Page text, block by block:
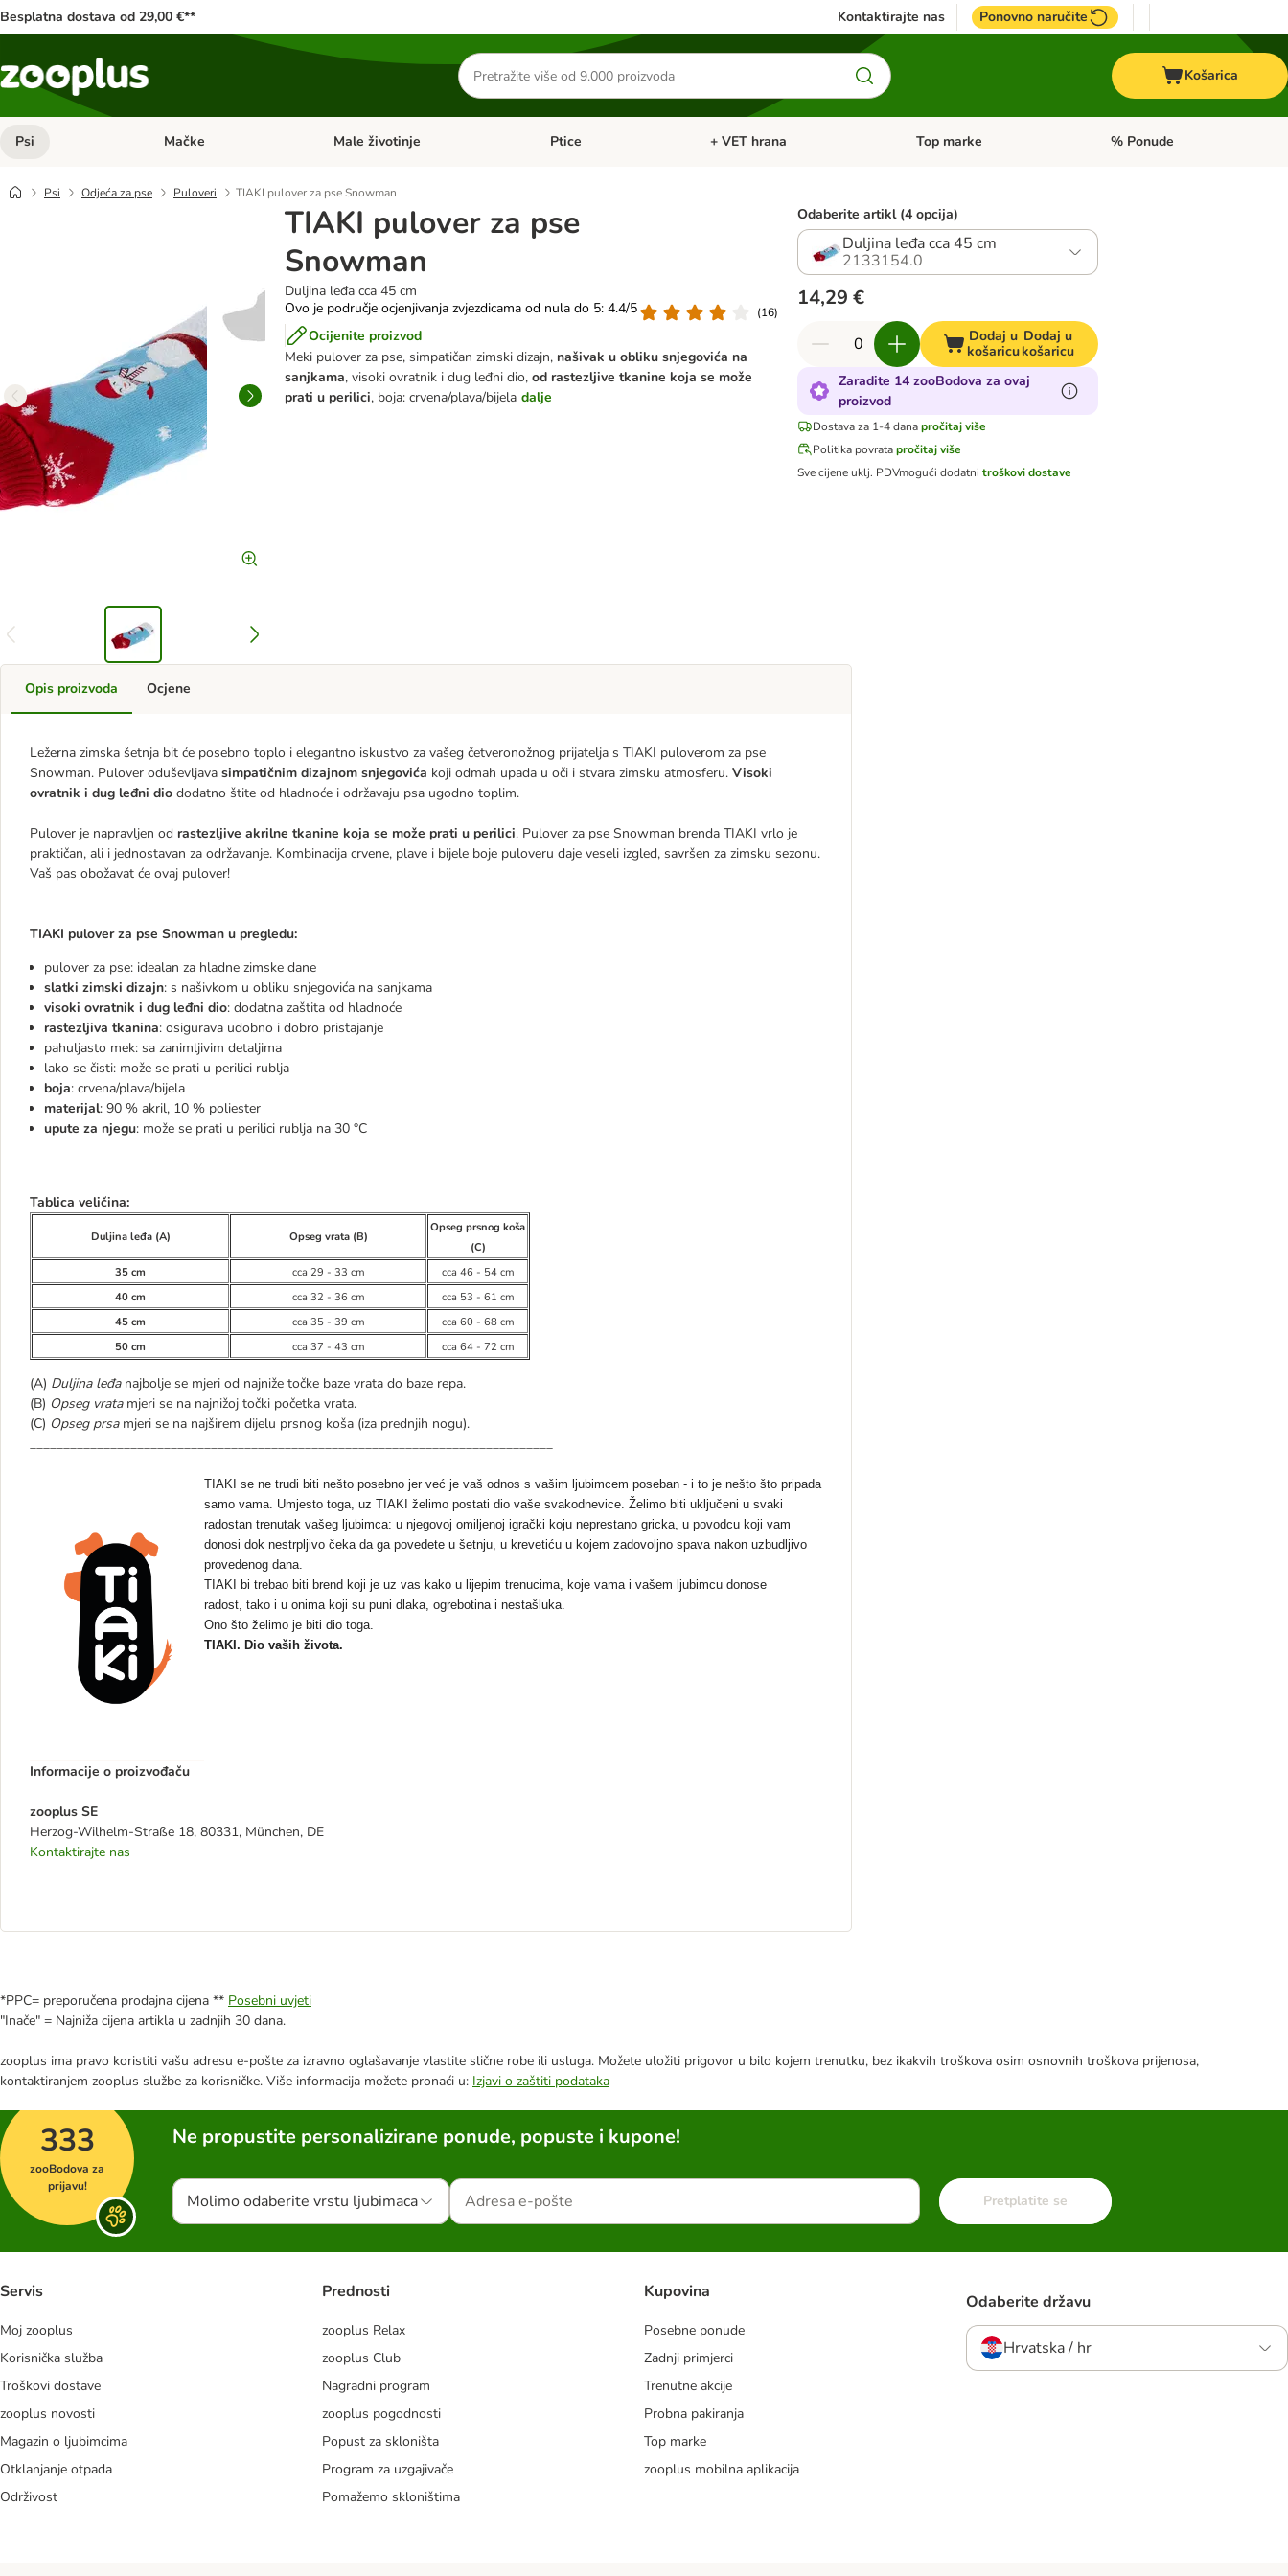
Besplatna dostava od 29,00 €** Kontaktirajte nas Ponovno naručite
Traži
proizvode
Košarica
Psi Pregled kategorija: Psi
Mačke Pregled kategorija: Mačke
Male životinje Pregled kategorija: Male životinje
Ptice Pregled kategorija: Ptice
+ VET hrana Pregled kategorija: + VET hrana
Top marke Pregled kategorija: Top marke
% Ponude
Psi Odjeća za pse Puloveri TIAKI pulover za pse Snowman
TIAKI pulover za pse
Snowman
Duljina leđa cca 45 cm
Ovo je područje ocjenjivanja zvjezdicama od nula do 5: 4.4/5
(16)
Ocijenite proizvod
Meki pulover za pse, simpatičan zimski dizajn, našivak u obliku snjegovića na
sanjkama, visoki ovratnik i dug leđni dio, od rastezljive tkanine koja se može
prati u perilici, boja: crvena/plava/bijela dalje
Odaberite artikl (4 opcija)
Duljina leđa cca 45 cm
2133154.0
14,29 €
Dodaj u
košaricu
Dodaj u
košaricu
Zaradite 14 zooBodova za ovaj
proizvod
Dostava za 1-4 danapročitaj više
Politika povratapročitaj više
Sve cijene uklj. PDVmogući dodatni troškovi dostave
Opis proizvoda
Ležerna zimska šetnja bit će posebno toplo i elegantno iskustvo za vašeg četveronožnog prijatelja s TIAKI puloverom za pse
Snowman. Pulover oduševljava simpatičnim dizajnom snjegovića koji odmah upada u oči i stvara zimsku atmosferu. Visoki
ovratnik i dug leđni dio dodatno štite od hladnoće i održavaju psa ugodno toplim.
Pulover je napravljen od rastezljive akrilne tkanine koja se može prati u perilici. Pulover za pse Snowman brenda TIAKI vrlo je
praktičan, ali i jednostavan za održavanje. Kombinacija crvene, plave i bijele boje puloveru daje veseli izgled, savršen za zimsku sezonu.
Vaš pas obožavat će ovaj pulover!
TIAKI pulover za pse Snowman u pregledu:
pulover za pse: idealan za hladne zimske dane
slatki zimski dizajn: s našivkom u obliku snjegovića na sanjkama
visoki ovratnik i dug leđni dio: dodatna zaštita od hladnoće
rastezljiva tkanina: osigurava udobno i dobro pristajanje
pahuljasto mek: sa zanimljivim detaljima
lako se čisti: može se prati u perilici rublja
boja: crvena/plava/bijela
materijal: 90 % akril, 10 % poliester
upute za njegu: može se prati u perilici rublja na 30 °C
Tablica veličina:
Duljina leđa (A) Opseg vrata (B)
Opseg prsnog koša
(C)
35 cm
cca 29 - 33 cm
cca 46 - 54 cm
40 cm
cca 32 - 36 cm
cca 53 - 61 cm
45 cm
cca 35 - 39 cm
cca 60 - 68 cm
50 cm
cca 37 - 43 cm cca 64 - 72 cm
(A) Duljina leđanajbolje se mjeri od najniže točke baze vrata do baze repa.
(B) Opseg vrata mjeri se na najnižoj točki početka vrata.
(C) Opseg prsa mjeri se na najširem dijelu prsnog koša (iza prednjih nogu).
______________________________________________________________________________
TIAKI se ne trudi biti nešto posebno jer već je vaš odnos s vašim ljubimcem poseban - i to je nešto što pripada
samo vama. Umjesto toga, uz TIAKI želimo postati dio vaše svakodnevice. Želimo biti uključeni u svaki
radostan trenutak vašeg ljubimca: u njegovoj omiljenoj igrački koju neprestano gricka, u povodcu koji vam
donosi dok nestrpljivo čeka da ga povedete u šetnju, u krevetiću u kojem zadovoljno spava nakon uzbudljivo
provedenog dana.
TIAKI bi trebao biti brend koji je uz vas kako u lijepim trenucima, koje vama i vašem ljubimcu donose
radost, tako i u onima koji su puni dlaka, ogrebotina i nestašluka.
Ono što želimo je biti dio toga.
TIAKI. Dio vaših života.
Informacije o proizvođaču
zooplus SE
Herzog-Wilhelm-Straße 18, 80331, München, DE
Kontaktirajte nas
Ocjene
*PPC= preporučena prodajna cijena ** Posebni uvjeti
"Inače" = Najniža cijena artikla u zadnjih 30 dana.
zooplus ima pravo koristiti vašu adresu e-pošte za izravno oglašavanje vlastite slične robe ili usluga. Možete uložiti prigovor u bilo kojem trenutku, bez ikakvih troškova osim osnovnih troškova prijenosa,
kontaktiranjem zooplus službe za korisničke. Više informacija možete pronaći u: Izjavi o zaštiti podataka
333
zooBodova za
prijavu!
Ne propustite personalizirane ponude, popuste i kupone!
Molimo odaberite vrstu ljubimaca Pretplatite se
Servis
Moj zooplus
Korisnička služba
Troškovi dostave
zooplus novosti
Magazin o ljubimcima
Otklanjanje otpada
Održivost
Prednosti
zooplus Relax
zooplus Club
Nagradni program
zooplus pogodnosti
Popust za skloništa
Program za uzgajivače
Pomažemo skloništima
Kupovina
Posebne ponude
Zadnji primjerci
Trenutne akcije
Probna pakiranja
Top marke
zooplus mobilna aplikacija
Odaberite državu
Hrvatska / hr